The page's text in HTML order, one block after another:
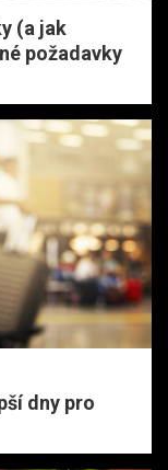
(a jak
požadavky
dny pro